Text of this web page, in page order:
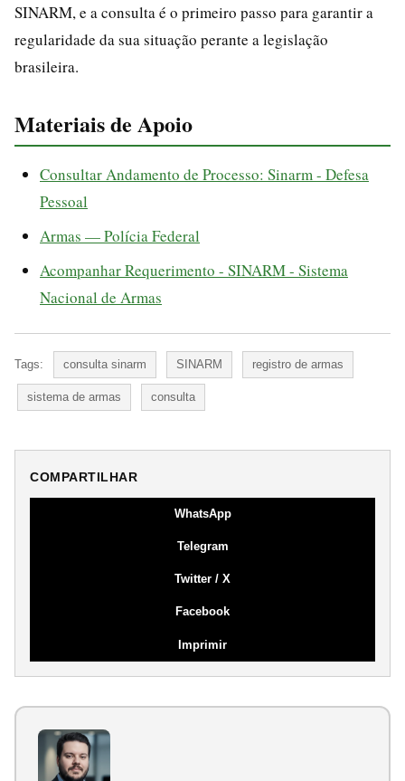
SINARM, e a consulta é o primeiro passo para garantir a
regularidade da sua situação perante a legislação
brasileira.
Materiais de Apoio
Consultar Andamento de Processo: Sinarm - Defesa
Pessoal
Armas — Polícia Federal
Acompanhar Requerimento - SINARM - Sistema
Nacional de Armas
Tags: consulta sinarm SINARM registro de armas
sistema de armas consulta
COMPARTILHAR
WhatsApp
Telegram
Twitter / X
Facebook
Imprimir